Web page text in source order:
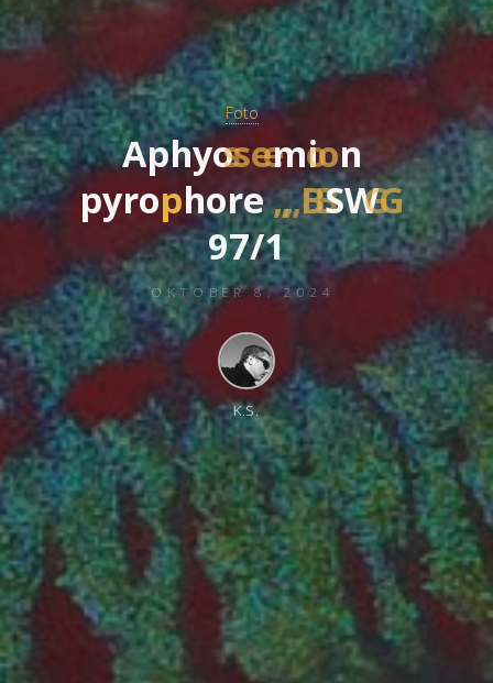
Foto
Aphyosemion
pyrophore„BSWG
97/1
OKTOBER 8, 2024
K.S.